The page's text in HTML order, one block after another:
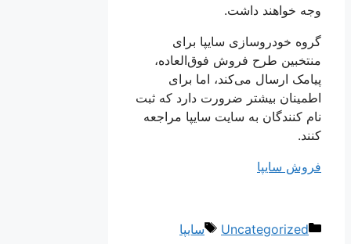
وجه خواهند داشت.
گروه خودروسازی سایپا برای
منتخبین طرح فروش فوق‌العاده،
پیامک ارسال می‌کند، اما برای
اطمینان بیشتر ضرورت دارد که ثبت
نام کنندگان به سایت سایپا مراجعه
کنند.
فروش سایپا
دسته‌ها
Uncategorized برچسب‌ها
سایپا